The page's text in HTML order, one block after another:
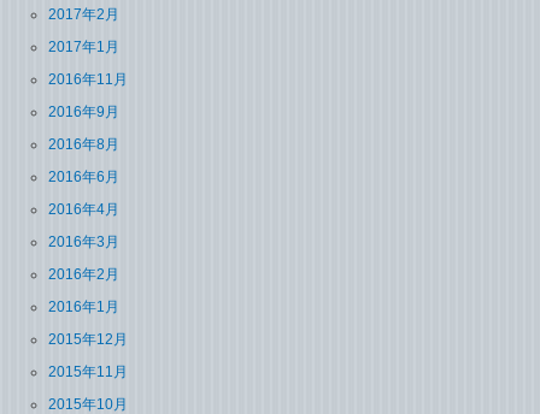
2017年2月
2017年1月
2016年11月
2016年9月
2016年8月
2016年6月
2016年4月
2016年3月
2016年2月
2016年1月
2015年12月
2015年11月
2015年10月